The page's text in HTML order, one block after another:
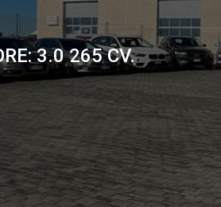
3.0 265 CV.